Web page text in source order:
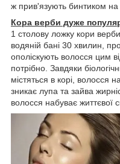
ж прив'язують бинтиком на
Кора верби дуже
1 столову ложку кори
водяній бані 30 хвилин,
ополіскують волосся цим
потрібно. Завдяки
містяться в корі, волосся
зникає лупа та зайва
волосся набуває життєвої